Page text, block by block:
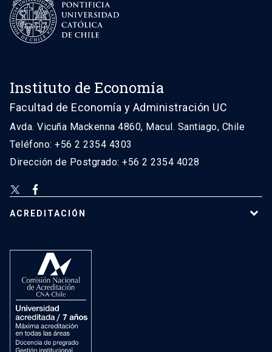
Instituto de Economía
Facultad de Economía y Administración UC
Avda. Vicuña Mackenna 4860, Macul. Santiago, Chile
Teléfono: +56 2 2354 4303
Dirección de Postgrado: +56 2 2354 4028
ACREDITACIÓN